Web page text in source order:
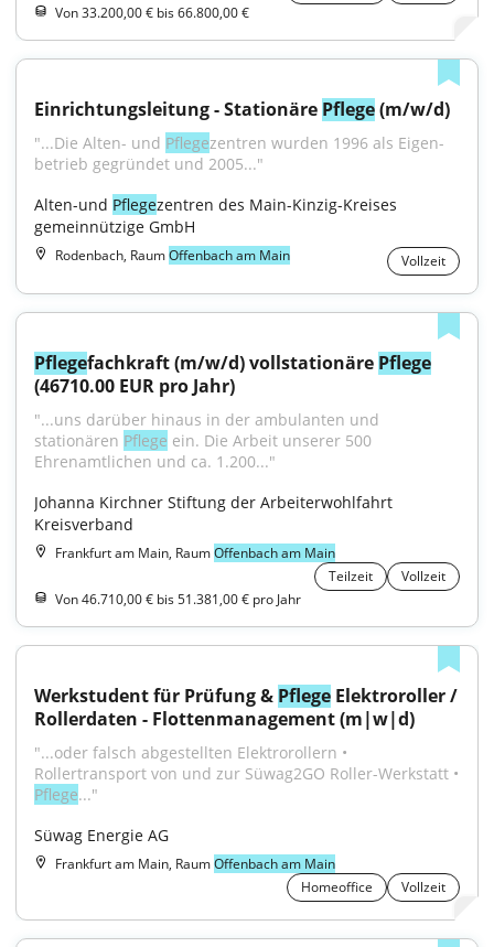
Von 33.200,00 € bis 66.800,00 €
Einrichtungsleitung - Stationäre Pflege (m/w/d)
"...Die Alten- und Pflege­zentren wurden 1996 als Eigen­
betrieb gegründet und 2005..."
Alten-und Pflegezentren des Main-Kinzig-Kreises
gemeinnützige GmbH
Rodenbach, RaumOffenbach am Main Vollzeit
Pflegefachkraft (m/w/d) vollstationäre Pflege
(46710.00 EUR pro Jahr)
"...uns darüber hinaus in der ambulanten und
stationären Pflege ein. Die Arbeit unserer 500
Ehrenamtlichen und ca. 1.200..."
Johanna Kirchner Stiftung der Arbeiterwohlfahrt
Kreisverband
Frankfurt am Main, RaumOffenbach am Main
Teilzeit
Vollzeit
Von 46.710,00 € bis 51.381,00 € pro Jahr
Werkstudent für Prüfung & Pflege Elektroroller /
Rollerdaten - Flottenmanagement (m|w|d)
"...oder falsch abgestellten Elektrorollern •
Pflege..."
Süwag Energie AG
Frankfurt am Main, RaumOffenbach am Main
Homeoffice
Vollzeit